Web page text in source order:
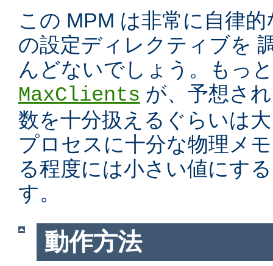
この MPM は非常に自律
の設定ディレクティブを
んどないでしょう。もっ
MaxClients が、予想さ
数を十分扱えるぐらいは
プロセスに十分な物理メ
る程度には小さい値にす
す。
動作方法